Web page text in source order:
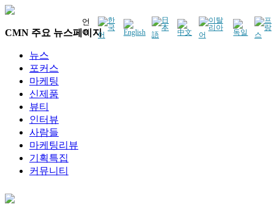
언
어
CMN 주요 뉴스페이지
뉴스
포커스
마케팅
신제품
뷰티
인터뷰
사람들
마케팅리뷰
기획특집
커뮤니티